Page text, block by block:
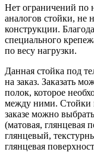
Нет ограничений по
аналогов стойки, не
конструкции.
специального
по весу нагрузки.
Данная стойка под
на заказ. Заказать
полок, которое
между ними. Стойки
заказе можно
(матовая, глянцевая
глянцевый,
глянцевая